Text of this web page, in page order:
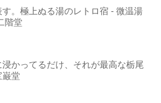
。極上ぬる湯のレトロ宿 - 微温湯
階堂
浸かってるだけ、それが最高な栃尾
巌堂